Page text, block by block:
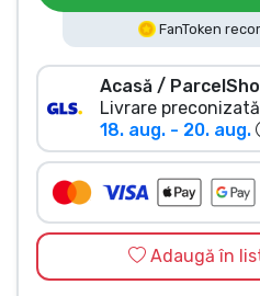
FanToken
Acasă /
Livrare
18. aug. - 20. aug.
Adaugă în
Mărci